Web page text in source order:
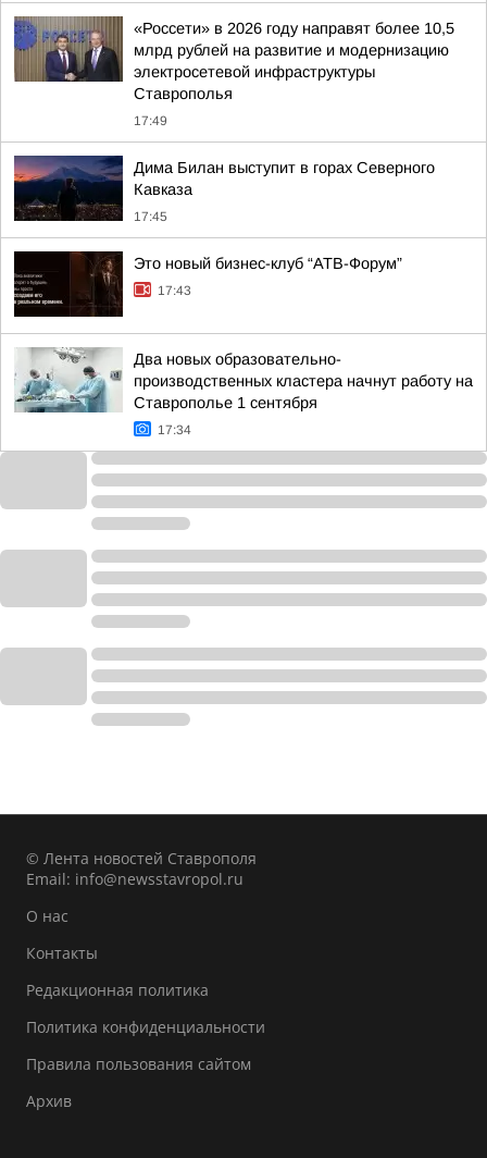
«Россети» в 2026 году направят более 10,5
млрд рублей на развитие и модернизацию
электросетевой инфраструктуры
Ставрополья
17:49
Дима Билан выступит в горах Северного
Кавказа
17:45
Это новый бизнес-клуб “АТВ-Форум”
17:43
Два новых образовательно-
производственных кластера начнут работу на
Ставрополье 1 сентября
17:34
© Лента новостей Ставрополя
Email: info@newsstavropol.ru
О нас
Контакты
Редакционная политика
Политика конфиденциальности
Правила пользования сайтом
Архив